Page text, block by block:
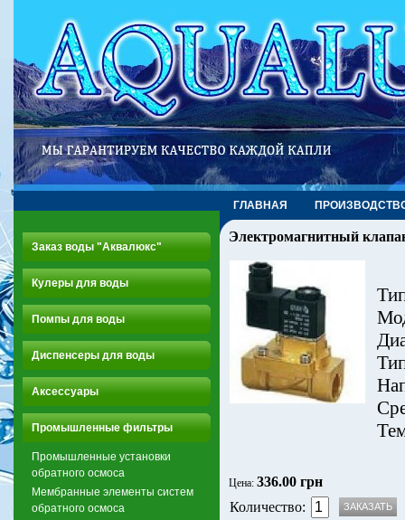
ГЛАВНАЯ
Заказ воды "Аквалюкс"
Кулеры для воды
Помпы для воды
Диспенсеры для воды
Аксессуары
Промышленные фильтры
Промышленные установки
обратного осмоса
Мембранные элементы систем
обратного осмоса
Электромагнитный
Цена: 336.00 грн
Количество: